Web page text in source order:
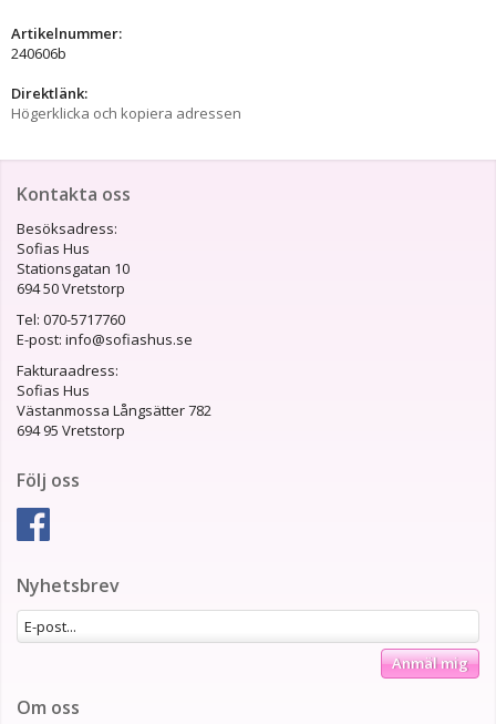
Artikelnummer:
240606b
Direktlänk:
Högerklicka och kopiera adressen
Kontakta oss
Besöksadress:
Sofias Hus
Stationsgatan 10
694 50 Vretstorp
Tel: 070-5717760
E-post: info@sofiashus.se
Fakturaadress:
Sofias Hus
Västanmossa Långsätter 782
694 95 Vretstorp
Följ oss
Nyhetsbrev
Anmäl mig
Om oss